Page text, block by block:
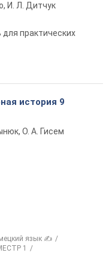
И. Л. Дитчук
для практических
история 9
О. А. Гисем
язык ✍
1